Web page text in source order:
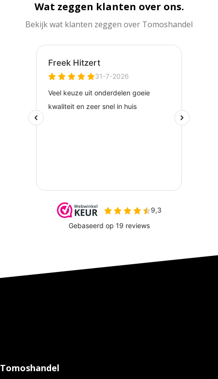
Wat zeggen klanten over ons.
Bekijk wat klanten zeggen over Tomoshandel
Tomoshandel